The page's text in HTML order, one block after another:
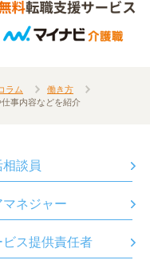
ラム
働き方
事内容などを紹介
相談員
マネジャー
ビス提供責任者